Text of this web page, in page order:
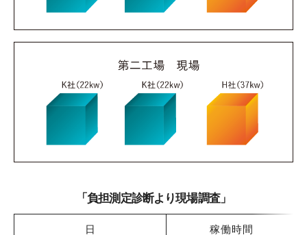
「負担測定診断より現場調査」
日 稼働時間